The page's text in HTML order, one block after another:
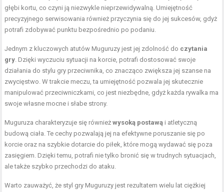
głębi kortu, co czyni ją niezwykle nieprzewidywalną. Umiejętność
precyzyjnego serwisowania również przyczynia się do jej sukcesów, gdyż
potrafi zdobywać punktu bezpośrednio po podaniu.
Jednym z kluczowych atutów Muguruzy jest jej zdolność do czytania
gry. Dzięki wyczuciu sytuacji na korcie, potrafi dostosować swoje
działania do stylu gry przeciwnika, co znacząco zwiększa jej szanse na
zwycięstwo. W trakcie meczu, ta umiejętność pozwala jej skutecznie
manipulować przeciwniczkami, co jest niezbędne, gdyż każda rywalka ma
swoje własne mocne i słabe strony.
Muguruza charakteryzuje się równieżwysoką postawą i atletyczną
budową ciała. Te cechy pozwalają jej na efektywne poruszanie się po
korcie oraz na szybkie dotarcie do piłek, które mogą wydawać się poza
zasięgiem. Dzięki temu, potrafi nie tylko bronić się w trudnych sytuacjach,
ale także szybko przechodzi do ataku.
Warto zauważyć, że styl gry Muguruzy jest rezultatem wielu lat ciężkiej